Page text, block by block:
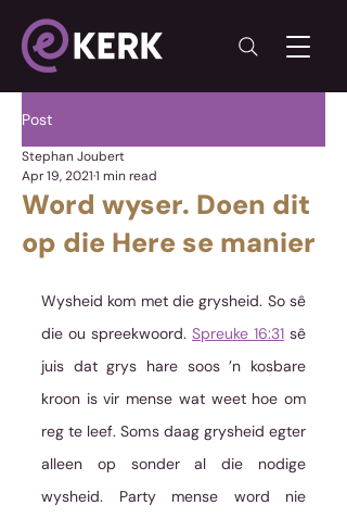
Post
Word wyser. Doen dit
op die Here se manier
Stephan Joubert
Apr 19, 20211 min read
Wysheid kom met die grysheid. So sê
die ou spreekwoord. Spreuke 16:31 sê
juis dat grys hare soos ’n kosbare
kroon is vir mense wat weet hoe om
reg te leef. Soms daag grysheid egter
alleen op sonder al die nodige
wysheid. Party mense word nie